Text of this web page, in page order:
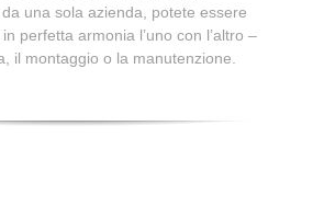
una sola azienda, potete essere
perfetta armonia l’uno con l’altro –
il montaggio o la manutenzione.